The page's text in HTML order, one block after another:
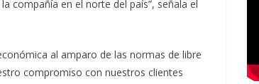
compañía en el norte del país”, señala el
al amparo de las normas de libre
compromiso con nuestros clientes